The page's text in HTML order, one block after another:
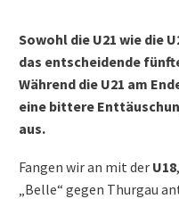
Sowohl die U21 wie die
das entscheidende
Während die U21 am
eine bittere
aus.
Fangen wir an mit der U18
„Belle“ gegen Thurgau